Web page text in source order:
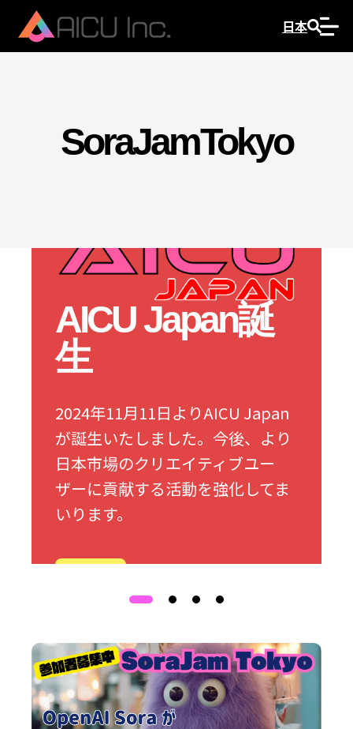
日本
SoraJamTokyo
AICU Japan誕
生
2024年11月11日よりAICU Japan
が誕生いたしました。今後、より
日本市場のクリエイティブユー
ザーに貢献する活動を強化してま
いります。